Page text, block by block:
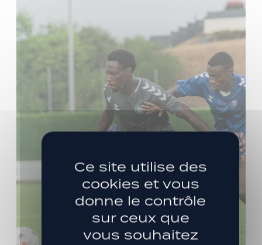
Ce site utilise des
cookies et vous
donne le contrôle
sur ceux que
vous souhaitez